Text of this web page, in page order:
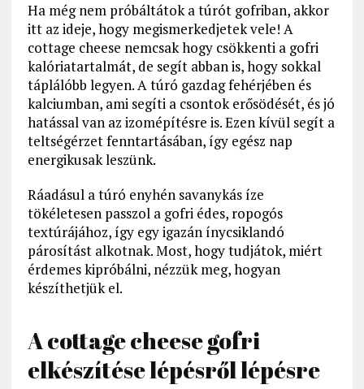
Ha még nem próbáltátok a túrót gofriban, akkor
itt az ideje, hogy megismerkedjetek vele! A
cottage cheese nemcsak hogy csökkenti a gofri
kalóriatartalmát, de segít abban is, hogy sokkal
táplálóbb legyen. A túró gazdag fehérjében és
kalciumban, ami segíti a csontok erősödését, és jó
hatással van az izomépítésre is. Ezen kívül segít a
teltségérzet fenntartásában, így egész nap
energikusak leszünk.
Ráadásul a túró enyhén savanykás íze
tökéletesen passzol a gofri édes, ropogós
textúrájához, így egy igazán ínycsiklandó
párosítást alkotnak. Most, hogy tudjátok, miért
érdemes kipróbálni, nézzük meg, hogyan
készíthetjük el.
A cottage cheese gofri
elkészítése lépésről lépésre